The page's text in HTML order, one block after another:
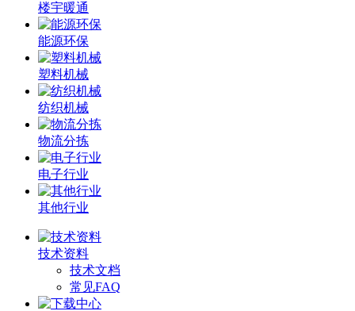
楼宇暖通
能源环保
塑料机械
纺织机械
物流分拣
电子行业
其他行业
技术资料
技术文档
常见FAQ